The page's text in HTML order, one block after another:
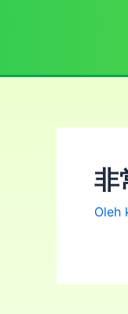
非
Oleh